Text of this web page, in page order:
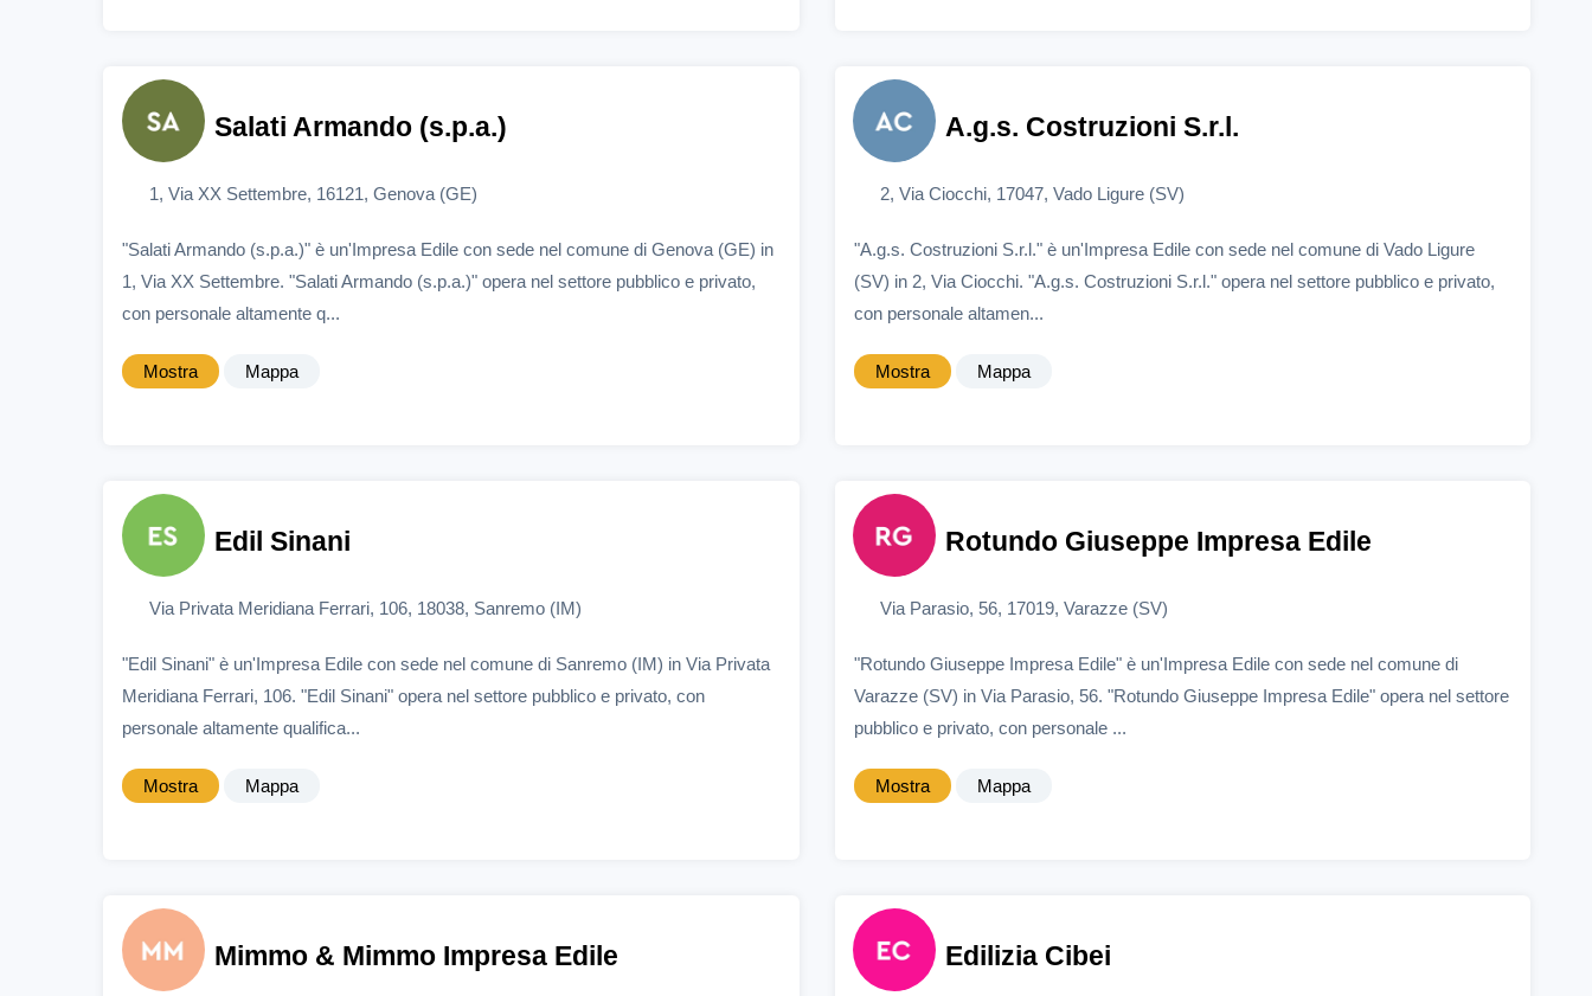
Salati Armando (s.p.a.)
1, Via XX Settembre, 16121, Genova (GE)
"Salati Armando (s.p.a.)" è un'Impresa Edile con sede nel comune di Genova (GE) in
1, Via XX Settembre. "Salati Armando (s.p.a.)" opera nel settore pubblico e privato,
con personale altamente q...
Mostra Mappa
A.g.s. Costruzioni S.r.l.
2, Via Ciocchi, 17047, Vado Ligure (SV)
"A.g.s. Costruzioni S.r.l." è un'Impresa Edile con sede nel comune di Vado Ligure
(SV) in 2, Via Ciocchi. "A.g.s. Costruzioni S.r.l." opera nel settore pubblico e privato,
con personale altamen...
Mostra Mappa
Edil Sinani
Via Privata Meridiana Ferrari, 106, 18038, Sanremo (IM)
"Edil Sinani" è un'Impresa Edile con sede nel comune di Sanremo (IM) in Via Privata
Meridiana Ferrari, 106. "Edil Sinani" opera nel settore pubblico e privato, con
personale altamente qualifica...
Mostra Mappa
Rotundo Giuseppe Impresa Edile
Via Parasio, 56, 17019, Varazze (SV)
"Rotundo Giuseppe Impresa Edile" è un'Impresa Edile con sede nel comune di
Varazze (SV) in Via Parasio, 56. "Rotundo Giuseppe Impresa Edile" opera nel settore
pubblico e privato, con personale ...
Mostra Mappa
Mimmo & Mimmo Impresa Edile Edilizia Cibei